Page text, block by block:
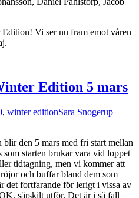
Vi ser nu fram emot våren
Edition 5 mars
, winter editionSara Snogerup
den 5 mars med fri start mellan
som starten brukar vara vid loppet
tidtagning, men vi kommer att
och buffar bland dem som
det fortfarande för lerigt i vissa av
särskilt utför. Det är i så fall